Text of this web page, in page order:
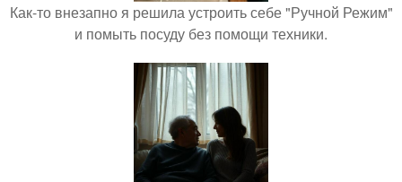
Как-то внезапно я решила устроить себе "Ручной Режим"
и помыть посуду без помощи техники.